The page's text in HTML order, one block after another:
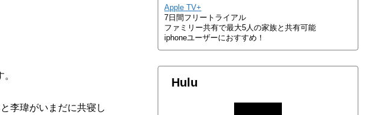
李瑋がいまだに共寝し
Apple TV+
7日間フリートライアル
ファミリー共有で最大5人の家族と共有可能
iphoneユーザーにおすすめ！
Hulu